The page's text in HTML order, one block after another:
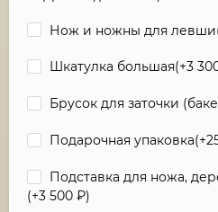
Нож и ножны для
Шкатулка большая(+3
Брусок для заточки
Подарочная упаковка(+
Подставка для ножа,
(+3 500 ₽)